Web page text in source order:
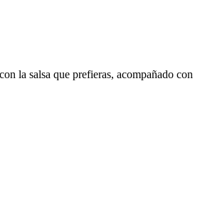
la salsa que prefieras, acompañado con